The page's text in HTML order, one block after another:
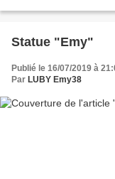
Statue "Emy"
Publié le 16/07/2019 à
Par LUBY Emy38